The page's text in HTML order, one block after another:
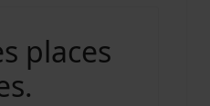
places